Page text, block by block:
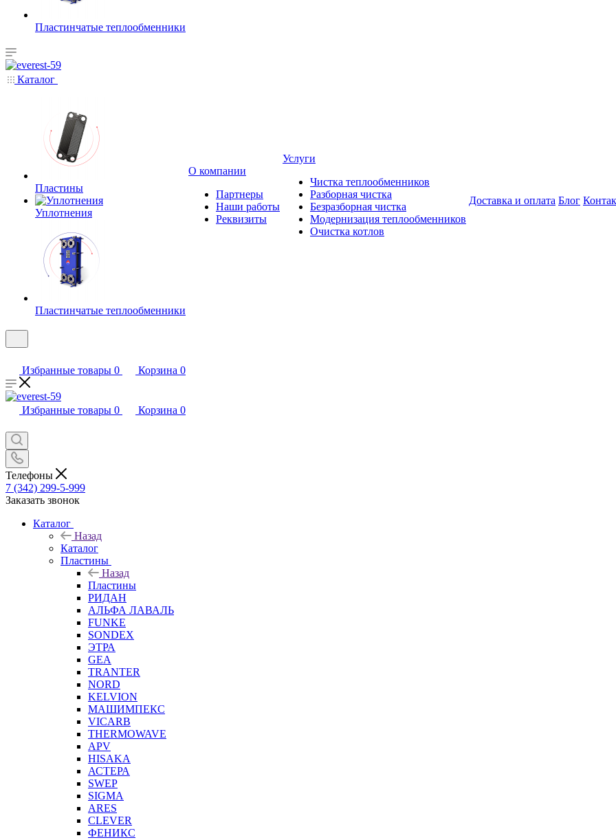
Пластинчатые теплообменники
Каталог
Пластины
Уплотнения
Пластинчатые теплообменники
О компании
Партнеры
Наши работы
Реквизиты
Услуги
Чистка теплообменников
Разборная чистка
Безразборная чистка
Модернизация теплообменников
Очистка котлов
Доставка и оплата Блог
Избранные товары 0 Корзина 0
Избранные товары 0 Корзина 0
Телефоны
7 (342) 299-5-999
Заказать звонок
Каталог
Назад
Каталог
Пластины
Назад
Пластины
РИДАН
АЛЬФА ЛАВАЛЬ
FUNKE
SONDEX
ЭТРА
GEA
TRANTER
NORD
KELVION
МАШИМПЕКС
VICARB
THERMOWAVE
APV
HISAKA
АСТЕРА
SWEP
SIGMA
ARES
CLEVER
ФЕНИКС